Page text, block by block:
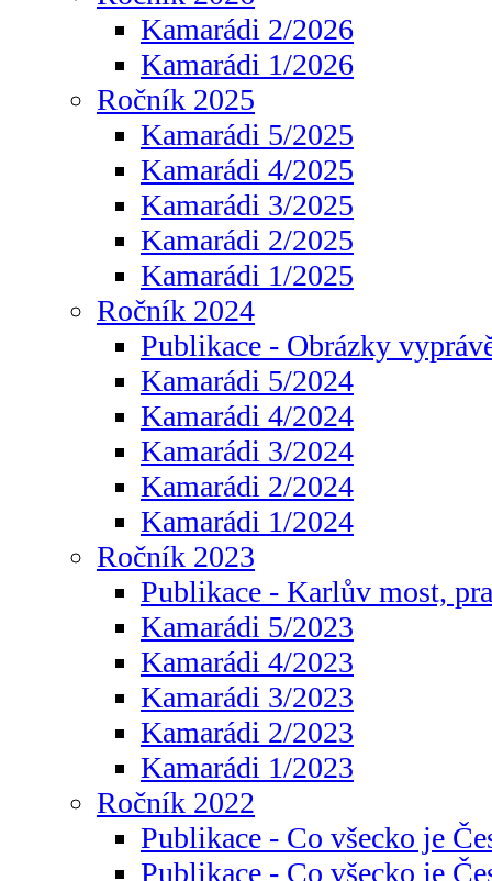
Kamarádi 2/2026
Kamarádi 1/2026
Ročník 2025
Kamarádi 5/2025
Kamarádi 4/2025
Kamarádi 3/2025
Kamarádi 2/2025
Kamarádi 1/2025
Ročník 2024
Publikace - Obrázky
Kamarádi 5/2024
Kamarádi 4/2024
Kamarádi 3/2024
Kamarádi 2/2024
Kamarádi 1/2024
Ročník 2023
Publikace - Karlův most,
Kamarádi 5/2023
Kamarádi 4/2023
Kamarádi 3/2023
Kamarádi 2/2023
Kamarádi 1/2023
Ročník 2022
Publikace - Co všecko je
Publikace - Co všecko je